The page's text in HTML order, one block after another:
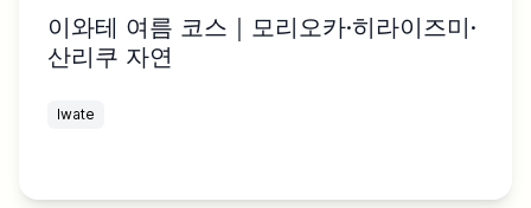
이와테 여름 코스｜모리오카·히라이즈미·
산리쿠 자연
Iwate